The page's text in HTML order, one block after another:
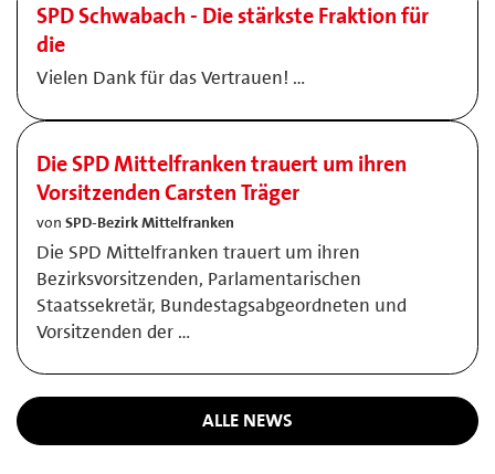
SPD Schwabach - Die stärkste Fraktion für
die
Vielen Dank für das Vertrauen! …
Die SPD Mittelfranken trauert um ihren
Vorsitzenden Carsten Träger
von SPD-Bezirk Mittelfranken
Die SPD Mittelfranken trauert um ihren
Bezirksvorsitzenden, Parlamentarischen
Staatssekretär, Bundestagsabgeordneten und
Vorsitzenden der …
ALLE NEWS